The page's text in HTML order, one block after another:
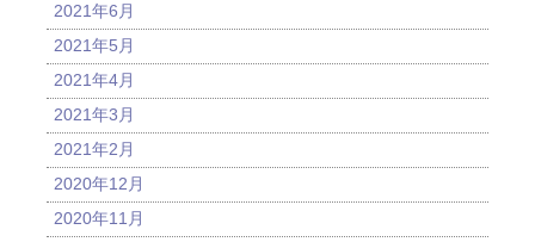
2021年6月
2021年5月
2021年4月
2021年3月
2021年2月
2020年12月
2020年11月